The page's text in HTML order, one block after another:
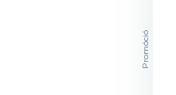
Promóció